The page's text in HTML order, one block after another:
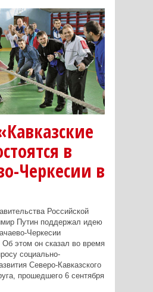
в
Черкесии в
Российской
Путин поддержал идею
Черкесии
Об этом он сказал во время
социально-
Северо-Кавказского
прошедшего 6 сентября